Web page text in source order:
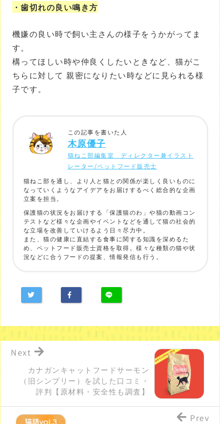
・歯切れの良い鳴き方
機嫌の良い時で飼い主さんの様子をうかがってま
す。
構ってほしい時や仲良くしたいときなど、猫がこ
ちらに対して 親密になりたい時などに見られる様
子です。
この記事を書いた人
木原優子
猫ねこ部編集室 ディレクター兼イラスト
レーター/ペットフード販売士
猫ねこ部を通し、より人と猫との関係が楽しく良いものに
なっていくようなアイデアをお届けするべく総合的な企画
立案を担当。
保護猫の状況をお届けする「保護猫のわ」や猫の動画コン
テストなど様々な企画やイベントなどを通して猫の社会的
な立場を改善していけるよう日々尽力中。
また、猫の健康に直結する食事に関する知識を深めるた
め、ペットフード販売士資格を取得。様々な種類の猫や状
況などに合うフードの提案、情報発信も行う。
カナガンキャットフードサーモン
（旧シンプリー）を試した口コミ・
評判【原材料・安全性も調査】
Next
Prev